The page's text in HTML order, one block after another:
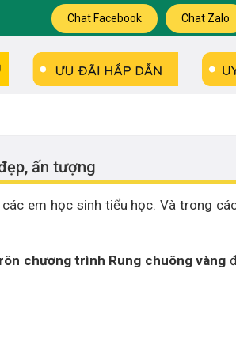
Chat Facebook Chat Zalo
ấn tượng
em học sinh tiểu học. Và trong
chương trình Rung chuông vàng